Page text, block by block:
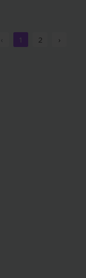
‹ 1 2 ›